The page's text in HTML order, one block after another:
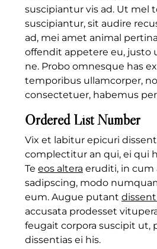
suscipiantur vis ad. Ut mel
suscipiantur, sit audire
ad, mei amet animal
offendit appetere eu, justo
ne. Probo omnesque has
temporibus ullamcorper,
consectetuer, habemus
Ordered List Number
Vix et labitur epicuri
complectitur an qui, ei qui
Te eos altera eruditi, in cum
sadipscing, modo
eum. Augue putant
accusata prodesset
feugait corpora suscipit ut,
dissentias ei his.